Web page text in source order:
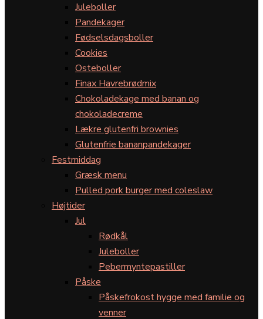
Juleboller
Pandekager
Fødselsdagsboller
Cookies
Osteboller
Finax Havrebrødmix
Chokoladekage med banan og
chokoladecreme
Lækre glutenfri brownies
Glutenfrie bananpandekager
Festmiddag
Græsk menu
Pulled pork burger med coleslaw
Højtider
Jul
Rødkål
Juleboller
Pebermyntepastiller
Påske
Påskefrokost hygge med familie og
venner